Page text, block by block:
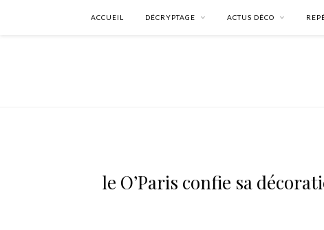
ACCUEIL DÉCRYPTAGE ACTUS DÉCO
le O’Paris confie sa